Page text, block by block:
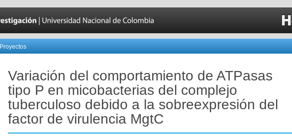
Proyectos
Variación del comportamiento de ATPasas
tipo P en micobacterias del complejo
tuberculoso debido a la sobreexpresión del
factor de virulencia MgtC